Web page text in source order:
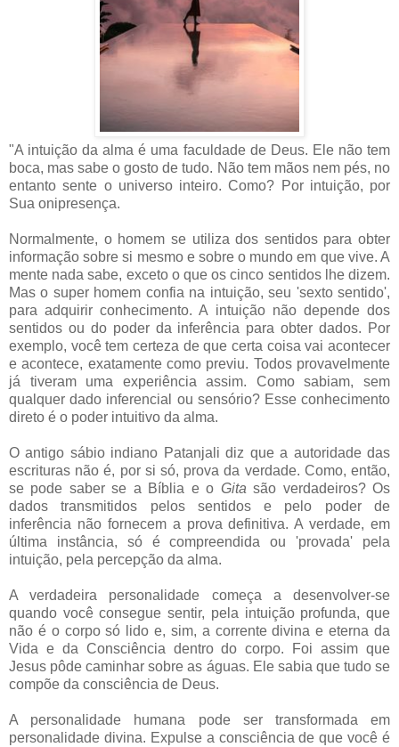
"A intuição da alma é uma faculdade de Deus. Ele não tem
boca, mas sabe o gosto de tudo. Não tem mãos nem pés, no
entanto sente o universo inteiro. Como? Por intuição, por
Sua onipresença.
Normalmente, o homem se utiliza dos sentidos para obter
informação sobre si mesmo e sobre o mundo em que vive. A
mente nada sabe, exceto o que os cinco sentidos lhe dizem.
Mas o super homem confia na intuição, seu 'sexto sentido',
para adquirir conhecimento. A intuição não depende dos
sentidos ou do poder da inferência para obter dados. Por
exemplo, você tem certeza de que certa coisa vai acontecer
e acontece, exatamente como previu. Todos provavelmente
já tiveram uma experiência assim. Como sabiam, sem
qualquer dado inferencial ou sensório? Esse conhecimento
direto é o poder intuitivo da alma.
O antigo sábio indiano Patanjali diz que a autoridade das
escrituras não é, por si só, prova da verdade. Como, então,
se pode saber se a Bíblia e o Gita são verdadeiros? Os
dados transmitidos pelos sentidos e pelo poder de
inferência não fornecem a prova definitiva. A verdade, em
última instância, só é compreendida ou 'provada' pela
intuição, pela percepção da alma.
A verdadeira personalidade começa a desenvolver-se
quando você consegue sentir, pela intuição profunda, que
não é o corpo só lido e, sim, a corrente divina e eterna da
Vida e da Consciência dentro do corpo. Foi assim que
Jesus pôde caminhar sobre as águas. Ele sabia que tudo se
compõe da consciência de Deus.
A personalidade humana pode ser transformada em
personalidade divina. Expulse a consciência de que você é